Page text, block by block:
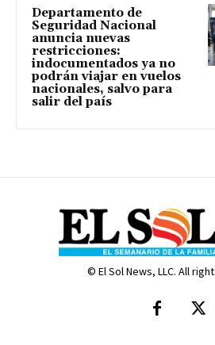
Departamento de
Seguridad Nacional
anuncia nuevas
restricciones:
indocumentados ya no
podrán viajar en vuelos
nacionales, salvo para
salir del país
© El Sol News, LLC. All